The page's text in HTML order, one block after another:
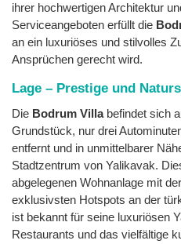
ihrer hochwertigen Architektur
Serviceangeboten erfüllt die
an ein luxuriöses und stilvolles
Ansprüchen gerecht wird.
Lage – Prestige und
Die Bodrum Villabefindet sich
Grundstück, nur drei
entfernt und in unmittelbarer
Stadtzentrum von Yalikavak.
abgelegenen Wohnanlage mit
exklusivsten Hotspots an der
ist bekannt für seine luxuriösen
Restaurants und das vielfältige